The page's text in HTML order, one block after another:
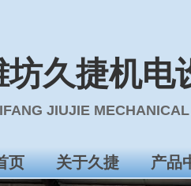
页 关于久捷 产品
坊久捷机电
JIUJIE